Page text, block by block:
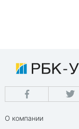
О компании